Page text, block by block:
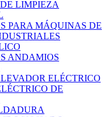
LIMPIEZA
PARA MÁQUINAS DE
ANDAMIOS
ELÉCTRICO
DE